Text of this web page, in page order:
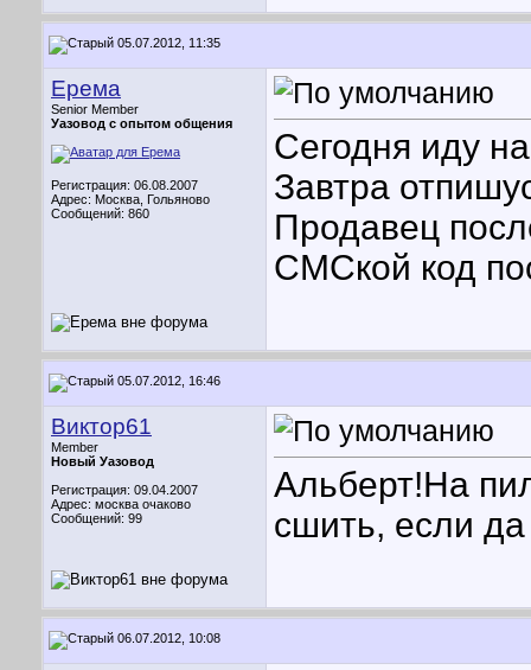
05.07.2012, 11:35
Ерема
Senior Member
Уазовод с опытом общения
Регистрация: 06.08.2007
Адрес: Москва, Гольяново
Сообщений: 860
Сегодня иду
Завтра
Продавец
СМСкой код
05.07.2012, 16:46
Виктор61
Member
Новый Уазовод
Регистрация: 09.04.2007
Адрес: москва очаково
Сообщений: 99
Альберт!На
сшить, если да
06.07.2012, 10:08